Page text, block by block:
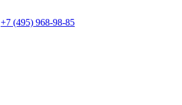
+7 (495) 968-98-85